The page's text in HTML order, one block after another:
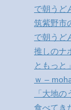
で朝うど
筑紫野市
で朝うど
推しのナ
ともっと
ｗ –
「大地
食べてき